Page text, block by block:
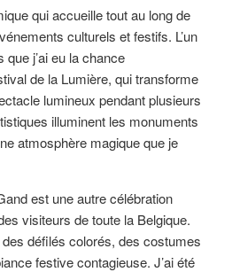
qui accueille tout au long de
culturels et festifs. L’un
j’ai eu la chance
de la Lumière, qui transforme
lumineux pendant plusieurs
illuminent les monuments
atmosphère magique que je
est une autre célébration
visiteurs de toute la Belgique.
défilés colorés, des costumes
festive contagieuse. J’ai été